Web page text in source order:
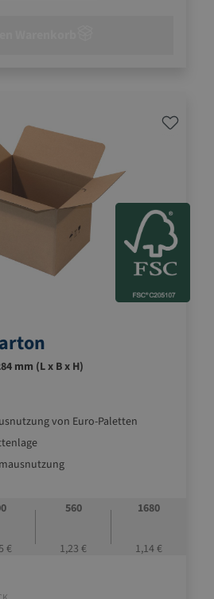
mm (L x B x H)
von Euro-Paletten
€
560
1,23 €
1680
1,14 €